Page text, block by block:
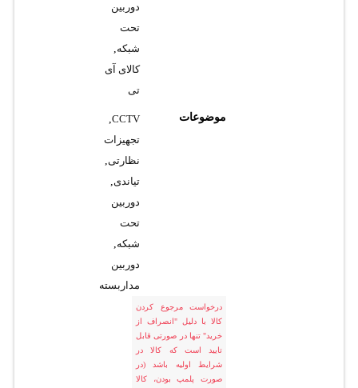
دوربین
تحت
شبکه,
کالای آی
تی
موضوعات CCTV
,
تجهیزات
نظارتی,
تیاندی,
دوربین
تحت
شبکه,
دوربین
مداربسته
درخواست مرجوع کردن
کالا با دلیل "انصراف از
خرید" تنها در صورتی قابل
تایید است که کالا در
شرایط اولیه باشد (در
صورت پلمپ بودن، کالا